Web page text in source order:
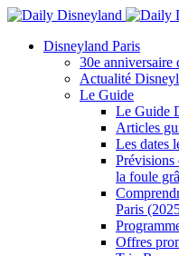
Disneyland Paris
30e anniversaire
Actualité
Le Guide
Le Guide
Articles
Les dates
Prévisions
la foule
Paris
Offres